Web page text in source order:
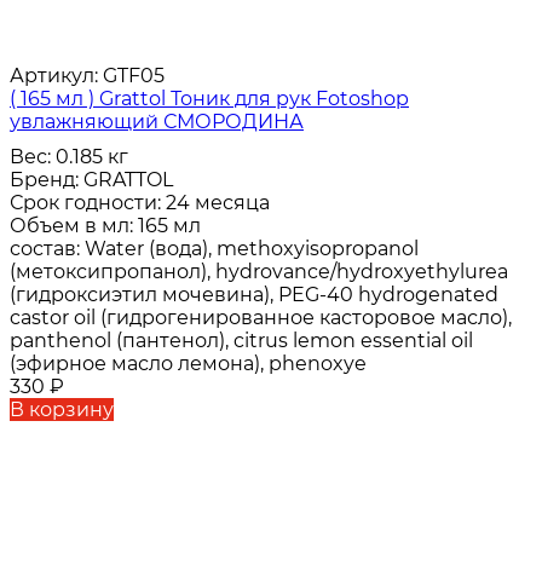
Артикул: GTF05
( 165 мл ) Grattol Тоник для рук Fotoshop
увлажняющий СМОРОДИНА
Вес: 0.185 кг
Бренд: GRATTOL
Срок годности: 24 месяца
Объем в мл: 165 мл
состав: Water (вода), methoxyisopropanol
(метоксипропанол), hydrovance/hydroxyethylurea
(гидроксиэтил мочевина), PEG-40 hydrogenated
castor oil (гидрогенированное касторовое масло),
panthenol (пантенол), citrus lemon essential oil
(эфирное масло лемона), phenoxye
330 ₽
В корзину